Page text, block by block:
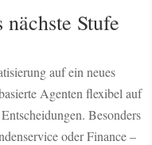
Stufe
auf ein neues
Agenten flexibel auf
Besonders
oder Finance –